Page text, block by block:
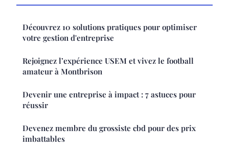
Découvrez 10 solutions pratiques pour optimiser
votre gestion d'entreprise
Rejoignez l’expérience USEM et vivez le football
amateur à Montbrison
Devenir une entreprise à impact : 7 astuces pour
réussir
Devenez membre du grossiste cbd pour des prix
imbattables